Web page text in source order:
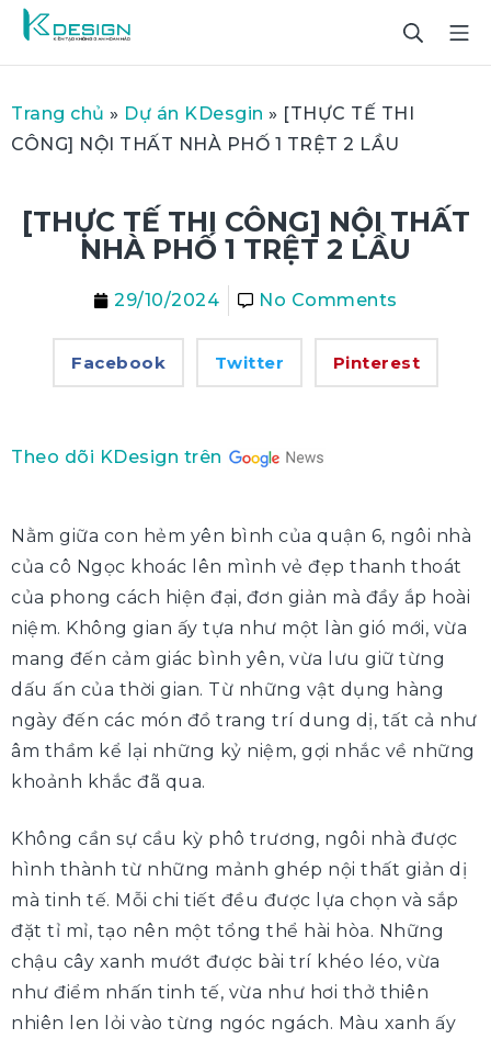
Trang chủ » Dự án KDesgin » [THỰC TẾ THI
CÔNG] NỘI THẤT NHÀ PHỐ 1 TRỆT 2 LẦU
[THỰC TẾ THI CÔNG] NỘI THẤT
NHÀ PHỐ 1 TRỆT 2 LẦU
29/10/2024 No Comments
Facebook Twitter Pinterest
Theo dõi KDesign trên
Nằm giữa con hẻm yên bình của quận 6, ngôi nhà
của cô Ngọc khoác lên mình vẻ đẹp thanh thoát
của phong cách hiện đại, đơn giản mà đầy ắp hoài
niệm. Không gian ấy tựa như một làn gió mới, vừa
mang đến cảm giác bình yên, vừa lưu giữ từng
dấu ấn của thời gian. Từ những vật dụng hàng
ngày đến các món đồ trang trí dung dị, tất cả như
âm thầm kể lại những kỷ niệm, gợi nhắc về những
khoảnh khắc đã qua.
Không cần sự cầu kỳ phô trương, ngôi nhà được
hình thành từ những mảnh ghép nội thất giản dị
mà tinh tế. Mỗi chi tiết đều được lựa chọn và sắp
đặt tỉ mỉ, tạo nên một tổng thể hài hòa. Những
chậu cây xanh mướt được bài trí khéo léo, vừa
như điểm nhấn tinh tế, vừa như hơi thở thiên
nhiên len lỏi vào từng ngóc ngách. Màu xanh ấy